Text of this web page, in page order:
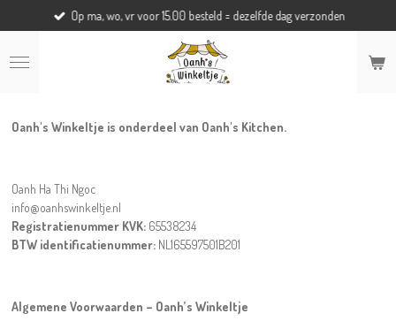
direct
naar
de
Op ma, wo, vr voor 15.00 besteld = dezelfde dag verzonden
Oanh's Winkeltje is onderdeel van Oanh's Kitchen.
Oanh Ha Thi Ngoc
info@oanhswinkeltje.nl
Registratienummer KVK: 65538234
BTW identificatienummer: NL165597501B201
Algemene Voorwaarden – Oanh’s Winkeltje